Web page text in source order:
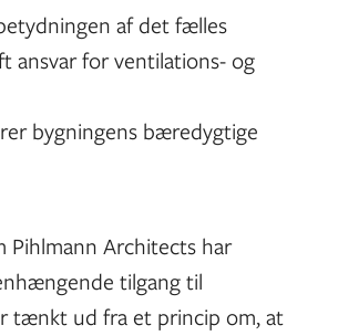
af det fælles
ansvar for ventilations- og
bygningens bæredygtige
Architects har
tilgang til
tænkt ud fra et princip om, at